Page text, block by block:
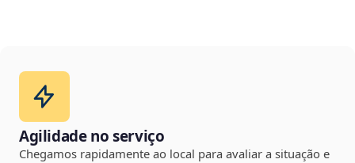
Agilidade no serviço
Chegamos rapidamente ao local para avaliar a situação e